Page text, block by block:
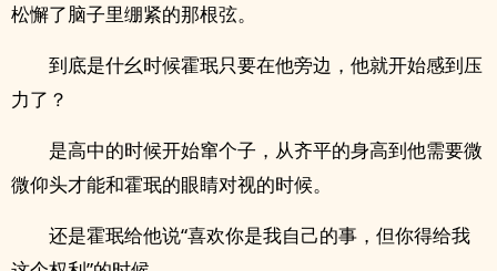
松懈了脑子里绷紧的那根弦。
到底是什幺时候霍珉只要在他旁边，他就开始感到压
力了？
是高中的时候开始窜个子，从齐平的身高到他需要微
微仰头才能和霍珉的眼睛对视的时候。
还是霍珉给他说“喜欢你是我自己的事，但你得给我